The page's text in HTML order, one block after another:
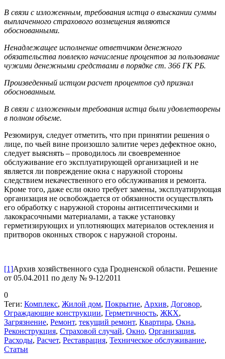
В связи с изложенным, требования истца о взыскании суммы
выплаченного страхового возмещения являются
обоснованными.
Ненадлежащее исполнение ответчиком денежного
обязательства повлекло начисление процентов за пользование
чужими денежными средствами в порядке ст. 366 ГК РБ.
Произведенный истцом расчет процентов суд признал
обоснованным.
В связи с изложенным требования истца были удовлетворены
в полном объеме.
Резюмируя, следует отметить, что при принятии решения о
лице, по чьей вине произошло залитие через дефектное окно,
следует выяснять – проводилось ли своевременное
обслуживание его эксплуатирующей организацией и не
является ли повреждение окна с наружной стороны
следствием некачественного его обслуживания и ремонта.
Кроме того, даже если окно требует замены, эксплуатирующая
организация не освобождается от обязанности осуществлять
его обработку с наружной стороны антисептическими и
лакокрасочными материалами, а также установку
герметизирующих и уплотняющих материалов остекления и
притворов оконных створок с наружной стороны.
[1]Архив хозяйственного суда Гродненской области. Решение
от 05.04.2011 по делу № 9-12/2011
0
Теги: Комплекс, Жилой дом, Покрытие, Архив, Договор,
Ограждающие конструкции, Герметичность, ЖКХ,
Загрязнение, Ремонт, текущий ремонт, Квартира, Окна,
Реконструкция, Страховой случай, Окно, Организация,
Расходы, Расчет, Реставрация, Техническое обслуживание,
Статьи